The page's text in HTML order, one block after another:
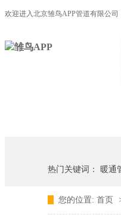
欢迎进入北京雏鸟APP管道有限公司
热门关键词： 暖通
您的位置: 首页